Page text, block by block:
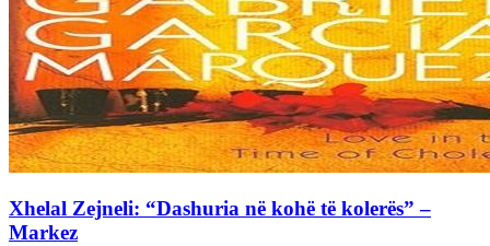
Xhelal Zejneli: “Dashuria në kohë të kolerës” –
Markez